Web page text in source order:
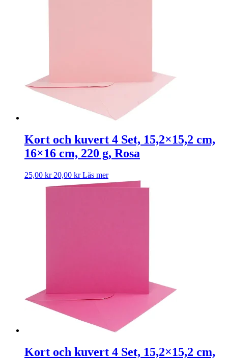
Kort och kuvert 4 Set, 15,2×15,2 cm,
16×16 cm, 220 g, Rosa
25,00 kr 20,00 kr Läs mer
Kort och kuvert 4 Set, 15,2×15,2 cm,